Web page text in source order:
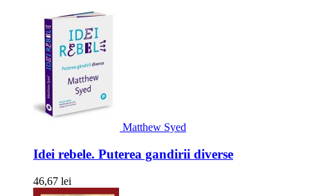
Matthew Syed
Idei rebele. Puterea gandirii diverse
46,67 lei